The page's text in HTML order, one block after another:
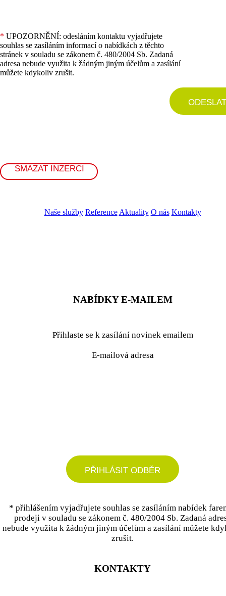
* UPOZORNĚNÍ: odesláním kontaktu vyjadřujete
souhlas se zasíláním informací o nabídkách z těchto
stránek v souladu se zákonem č. 480/2004 Sb. Zadaná
adresa nebude využita k žádným jiným účelům a zasílání
můžete kdykoliv zrušit.
ODESLAT
SMAZAT INZERCI
Naše služby Reference Aktuality O nás Kontakty
NABÍDKY E-MAILEM
Přihlaste se k zasílání novinek emailem
E-mailová adresa
PŘIHLÁSIT ODBĚR
* přihlášením vyjadřujete souhlas se zasíláním nabídek
prodeji v souladu se zákonem č. 480/2004 Sb. Zadaná
nebude využita k žádným jiným účelům a zasílání můžete
zrušit.
KONTAKTY